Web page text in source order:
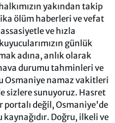
yakından takip
ölüm haberleri ve vefat
ve hızla
günlük
adına, anlık olarak
durumu tahminleri ve
Osmaniye namaz vakitleri
sizlere sunuyoruz. Hasret
portalı değil, Osmaniye'de
Doğru, ilkeli ve